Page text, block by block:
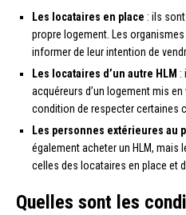
Les locataires en place : ils
propre logement. Les
informer de leur intention de
Les locataires d’un autre HLM :
acquéreurs d’un logement mis
condition de respecter certaines
Les personnes extérieures au
également acheter un HLM, mais
celles des locataires en place et
Quelles sont les